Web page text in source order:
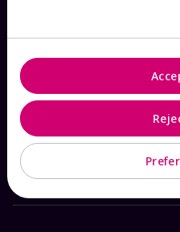
Contáctanos
Catálogos interactivos
Preguntas frecuentes